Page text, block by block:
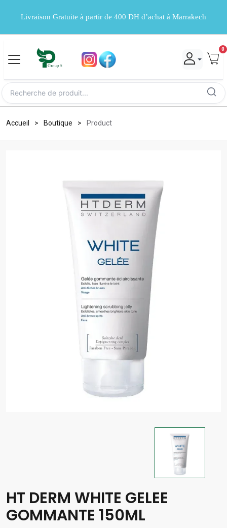
Livraison Gratuite à partir de 400 DH d’achat à Marrakech
0
Accueil Boutique Product
HT DERM WHITE GELEE
GOMMANTE 150ML